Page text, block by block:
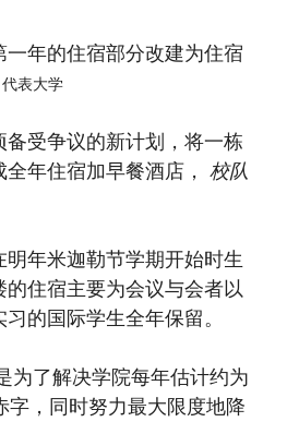
年的住宿部分改建为住宿
表大学
受争议的新计划，将一栋
年住宿加早餐酒店， 校队
年米迦勒节学期开始时生
住宿主要为会议与会者以
的国际学生全年保留。
为了解决学院每年估计约为
字，同时努力最大限度地降